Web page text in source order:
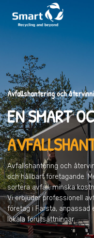
Avfallshantering och
EN SMART
Avfallshantering och
och hållbart företagande.
sortera avfall, minska
Vi erbjuder professionell
företag i Farsta,
lokala förutsättningar.